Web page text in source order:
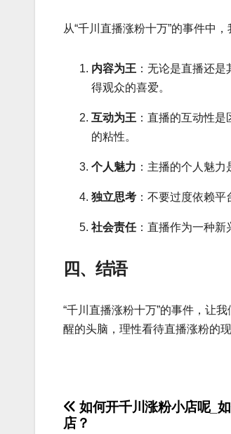
从“千川直播涨粉十万”的事件中
内容为王 ：无论是直播还
得观众的喜爱。
互动为王 ：直播的互动性
的粘性。
个人魅力 ：主播的个人魅
独立思考 ：不要过度依赖
社会责任：直播作为一种新
四、结语
“千川直播涨粉十万”的事件，让
醒的头脑，理性看待直播涨粉的
文如何开千川涨粉小店呢_
店？